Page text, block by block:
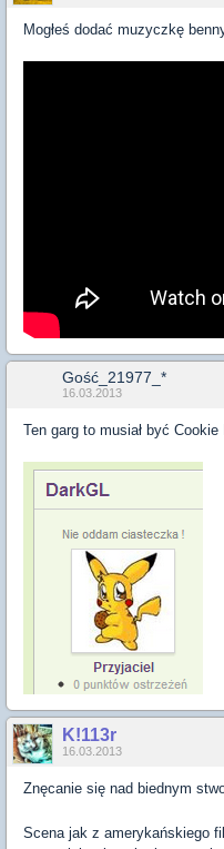
Mogłeś dodać muzyczkę
Gość_21977_*
16.03.2013
Ten garg to musiał być Cookie
K!113r
16.03.2013
Znęcanie się nad biednym
Scena jak z amerykańskiego